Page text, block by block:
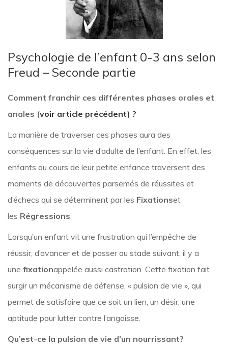
Psychologie de l’enfant 0-3 ans selon
Freud – Seconde partie
Comment franchir ces différentes phases orales et
anales (voir article précédent) ?
La manière de traverser ces phases aura des
conséquences sur la vie d’adulte de l’enfant. En effet, les
enfants au cours de leur petite enfance traversent des
moments de découvertes parsemés de réussites et
d’échecs qui se déterminent par les Fixationset
les Régressions.
Lorsqu’un enfant vit une frustration qui l’empêche de
réussir, d’avancer et de passer au stade suivant, il y a
une fixationappelée aussi castration. Cette fixation fait
surgir un mécanisme de défense, « pulsion de vie », qui
permet de satisfaire que ce soit un lien, un désir, une
aptitude pour lutter contre l’angoisse.
Qu’est-ce la pulsion de vie d’un nourrissant?